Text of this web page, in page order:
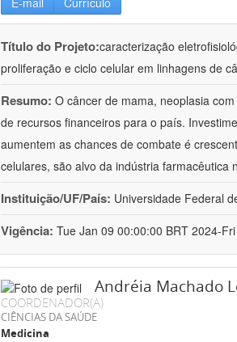
Título do Projeto:caracterização
proliferação e ciclo celular em linhagens de
Resumo: O câncer de mama, neoplasia
de recursos financeiros para o país.
aumentem as chances de combate é
celulares, são alvo da indústria
Instituição/UF/País: Universidade Federal
Vigência: Tue Jan 09 00:00:00 BRT 2024-
Andréia Machado
COORDENADOR(A)
CIÊNCIAS DA SAÚDE
Medicina